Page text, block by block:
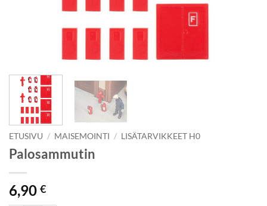
ETUSIVU / MAISEMOINTI / LISÄTARVIKKEET H0
Palosammutin
6,90 €